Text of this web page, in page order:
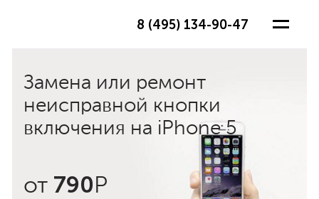
8 (495) 134-90-47
Замена или ремонт
неисправной кнопки
включения на iPhone 5
от 790 Р